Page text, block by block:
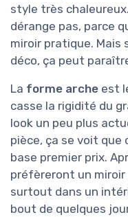
style très
dérange pas, parce
miroir pratique. Mais
déco, ça peut
La forme arche est
casse la rigidité du
look un peu plus
pièce, ça se voit que
base premier prix.
préfèreront un
surtout dans un
bout de quelques